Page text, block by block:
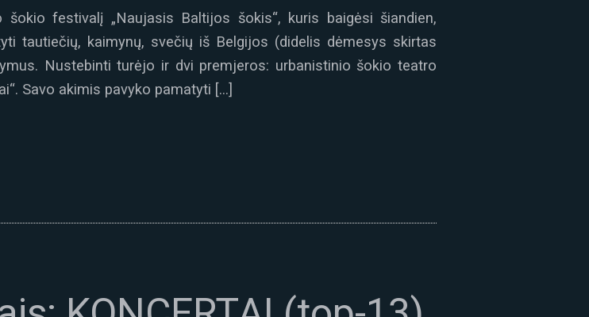
festivalį „Naujasis Baltijos šokis“, kuris baigėsi šiandien,
tautiečių, kaimynų, svečių iš Belgijos (didelis dėmesys skirtas
Nustebinti turėjo ir dvi premjeros: urbanistinio šokio teatro
Savo akimis pavyko pamatyti […]